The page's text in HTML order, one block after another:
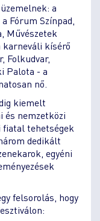
a
Fórum Színpad,
Művészetek
kísérő
Folkudvar,
Palota - a
nő.
kiemelt
és nemzetközi
tehetségek
dedikált
egyéni
felsorolás, hogy